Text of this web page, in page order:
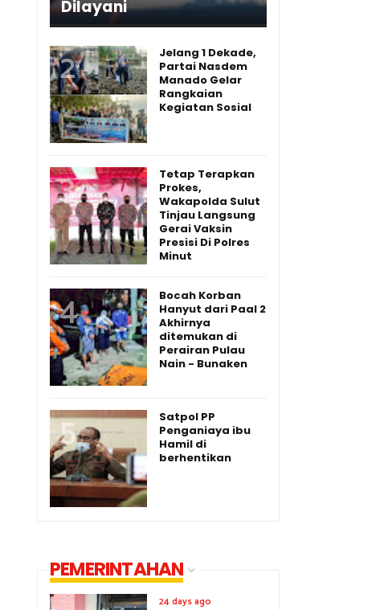
Dilayani
Jelang 1 Dekade,
Partai Nasdem
Manado Gelar
Rangkaian
Kegiatan Sosial
Tetap Terapkan
Prokes,
Wakapolda Sulut
Tinjau Langsung
Gerai Vaksin
Presisi Di Polres
Minut
Bocah Korban
Hanyut dari Paal 2
Akhirnya
ditemukan di
Perairan Pulau
Nain - Bunaken
Satpol PP
Penganiaya ibu
Hamil di
berhentikan
PEMERINTAHAN
24 days ago